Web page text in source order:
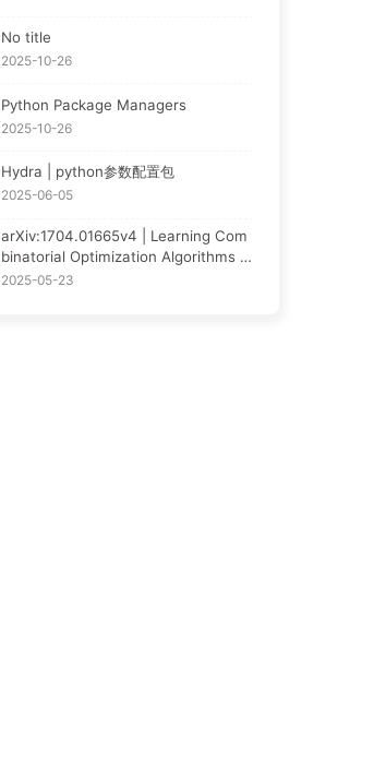
No title
2025-10-26
Python Package Managers
2025-10-26
Hydra | python参数配置包
2025-06-05
arXiv:1704.01665v4 | Learning Com
binatorial Optimization Algorithms o
ver Graphs | NCO论文阅读
2025-05-23